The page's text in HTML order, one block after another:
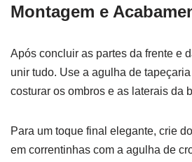
Montagem e
Após concluir as partes da frente e
unir tudo. Use a agulha de
costurar os ombros e as laterais da
Para um toque final elegante, crie
em correntinhas com a agulha de